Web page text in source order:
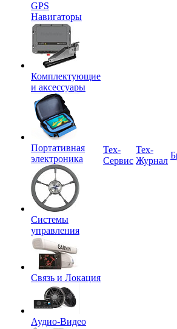
GPS
Навигаторы
Комплектующие
и аксессуары
Портативная
электроника
Системы
управления
Связь и Локация
Аудио-Видео
Tex-
Сервис
Тех-
Журнал